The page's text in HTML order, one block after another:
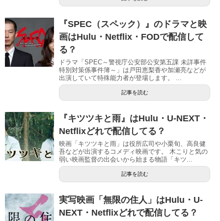
『SPEC（スペック）』のドラマと映
画はHulu・Netflix・FODで配信して
る？
ドラマ「SPEC～警視庁公安部公安第五課 未詳事件
特別対策係事件簿～」は戸田恵梨香や加瀬亮などが
出演していて特殊能力者が登場します。 ...
記事を読む
『キツツキと雨』はHulu・U-NEXT・
Netflixどれで配信してる？
映画「キツツキと雨」は役所広司や小栗旬、高良健
吾などが出演するコメディ映画です。 木こりと気の
弱い映画監督の出会いから始まる物語「キツ...
記事を読む
実写映画「無限の住人」はHulu・U-
NEXT・Netflixどれで配信してる？